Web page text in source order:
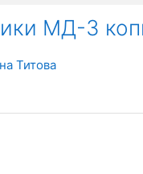
МД-3
Титова